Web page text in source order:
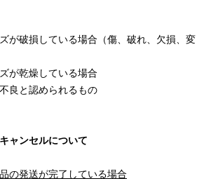
が破損している場合（傷、破れ、欠損、変
が乾燥している場合
良と認められるもの
ャンセルについて
の発送が完了している場合